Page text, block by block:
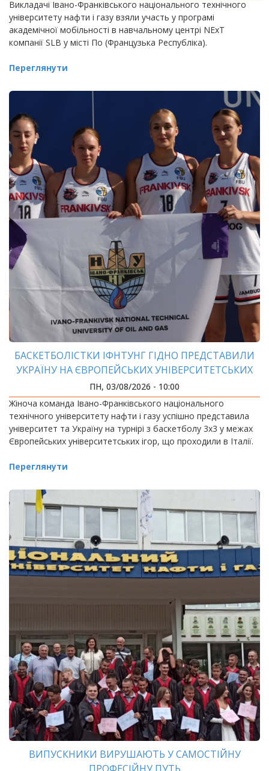
Викладачі Івано-Франківського національного технічного
університету нафти і газу взяли участь у програмі
академічної мобільності в навчальному центрі NExT
компанії SLB у місті По (Французька Республіка).
Переглянути
БАСКЕТБОЛІСТКИ ІФНТУНГ ГІДНО ПРЕДСТАВИЛИ
УКРАЇНУ НА ЄВРОПЕЙСЬКИХ УНІВЕРСИТЕТСЬКИХ
ІГРАХ
ПН, 03/08/2026 - 10:00
Жіноча команда Івано-Франківського національного
технічного університету нафти і газу успішно представила
університет та Україну на турнірі з баскетболу 3х3 у межах
Європейських університетських ігор, що проходили в Італії.
Переглянути
ВИПУСКНИКИ ВИРУШАЮТЬ У САМОСТІЙНУ